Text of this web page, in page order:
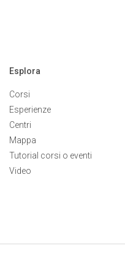
Esplora
Corsi
Esperienze
Centri
Mappa
Tutorial corsi o eventi
Video